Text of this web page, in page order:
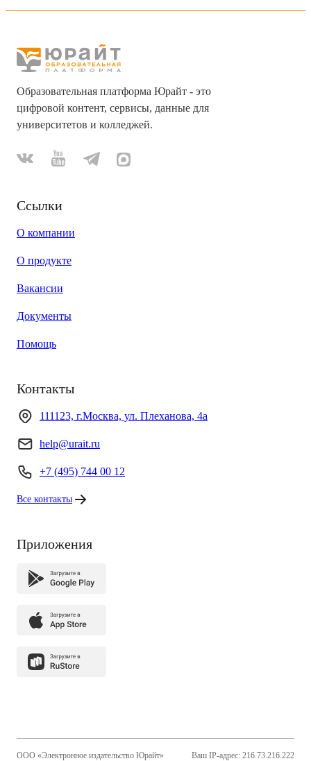
Образовательная платформа Юрайт - это
цифровой контент, сервисы, данные для
университетов и колледжей.
Ссылки
О компании
О продукте
Вакансии
Документы
Помощь
Контакты
111123, г.Москва, ул. Плеханова, 4а
help@urait.ru
+7 (495) 744 00 12
Все контакты
Приложения
ООО «Электронное издательство Юрайт»
Ваш IP-адрес: 216.73.216.222